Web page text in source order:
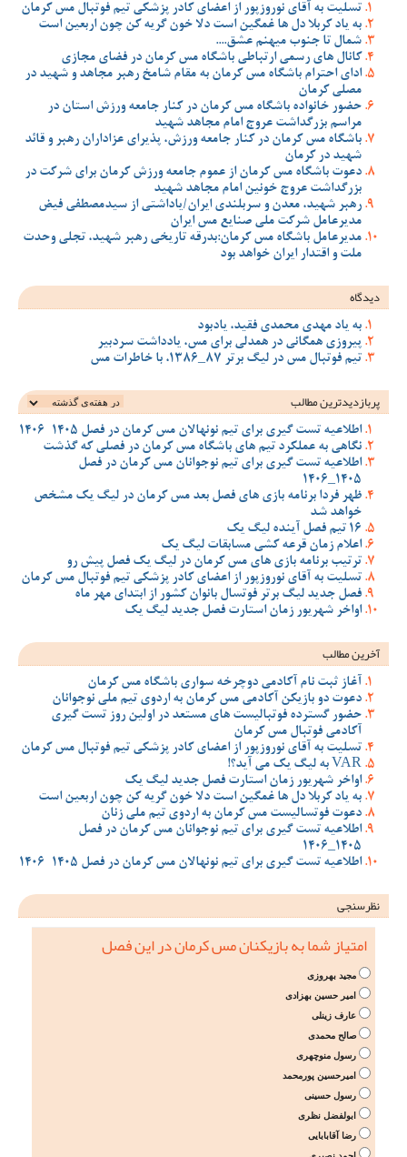
تسلیت به آقای نوروزپور از اعضای کادر پزشکی تیم فوتبال مس کرمان
به یاد کربلا دل ها غمگین است دلا خون گریه کن چون اربعین است
شمال تا جنوب میهنم عشق....
کانال های رسمی ارتباطی باشگاه مس کرمان در فضای مجازی
ادای احترام باشگاه مس کرمان به مقام شامخ رهبر مجاهد و شهید در
مصلی کرمان
حضور خانواده باشگاه مس کرمان در کنار جامعه ورزش استان در
مراسم بزرگداشت عروج امام مجاهد شهید
باشگاه مس کرمان در کنار جامعه ورزش، پذیرای عزاداران رهبر و قائد
شهید در کرمان
دعوت باشگاه مس کرمان از عموم جامعه ورزش کرمان برای شرکت در
بزرگداشت عروج خونین امام مجاهد شهید
رهبر شهید، معدن و سربلندی ایران/یاداشتی از سیدمصطفی‌‌ فیض
مدیرعامل شرکت ملی صنایع مس ایران
مدیرعامل باشگاه مس کرمان:بدرقه تاریخی رهبر شهید، تجلی وحدت
ملت و اقتدار ایران خواهد بود
دیدگاه
به یاد مهدی محمدی فقید، یادبود
پیروزی همگانی در همدلی برای مس، یادداشت سردبیر
تیم فوتبال مس در لیگ برتر 87_1386، با خاطرات مس
پربازدیدترین‌ مطالب
اطلاعیه تست گیری برای تیم نونهالان مس کرمان در فصل 1405-1406
نگاهی به عملکرد تیم های باشگاه مس کرمان در فصلی که گذشت
اطلاعیه تست گیری برای تیم نوجوانان مس کرمان در فصل
1405_1406
ظهر فردا برنامه بازی های فصل بعد مس کرمان در لیگ یک مشخص
خواهد شد
16 تیم فصل آینده لیگ یک
اعلام زمان قرعه کشی مسابقات لیگ یک
ترتیب برنامه بازی های مس کرمان در لیگ یک فصل پیش رو
تسلیت به آقای نوروزپور از اعضای کادر پزشکی تیم فوتبال مس کرمان
فصل جدید لیگ برتر فوتسال بانوان کشور از ابتدای مهر ماه
اواخر شهریور زمان استارت فصل جدید لیگ یک
آخرین مطالب
آغاز ثبت نام آکادمی دوچرخه سواری باشگاه مس کرمان
دعوت دو بازیکن آکادمی مس کرمان به اردوی تیم ملی نوجوانان
حضور گسترده فوتبالیست های مستعد در اولین روز تست گیری
آکادمی فوتبال مس کرمان
تسلیت به آقای نوروزپور از اعضای کادر پزشکی تیم فوتبال مس کرمان
VAR به لیگ یک می آید؟!
اواخر شهریور زمان استارت فصل جدید لیگ یک
به یاد کربلا دل ها غمگین است دلا خون گریه کن چون اربعین است
دعوت فوتسالیست مس کرمان به اردوی تیم ملی زنان
اطلاعیه تست گیری برای تیم نوجوانان مس کرمان در فصل
1405_1406
اطلاعیه تست گیری برای تیم نونهالان مس کرمان در فصل 1405-1406
نظرسنجی
امتیاز شما به بازیکنان مس کرمان در این فصل
مجید بهروزی
امیر حسین بهزادی
عارف زینلی
صالح محمدی
رسول منوچهری
امیرحسین پورمحمد
رسول حسینی
ابولفضل نظری
رضا آقابابایی